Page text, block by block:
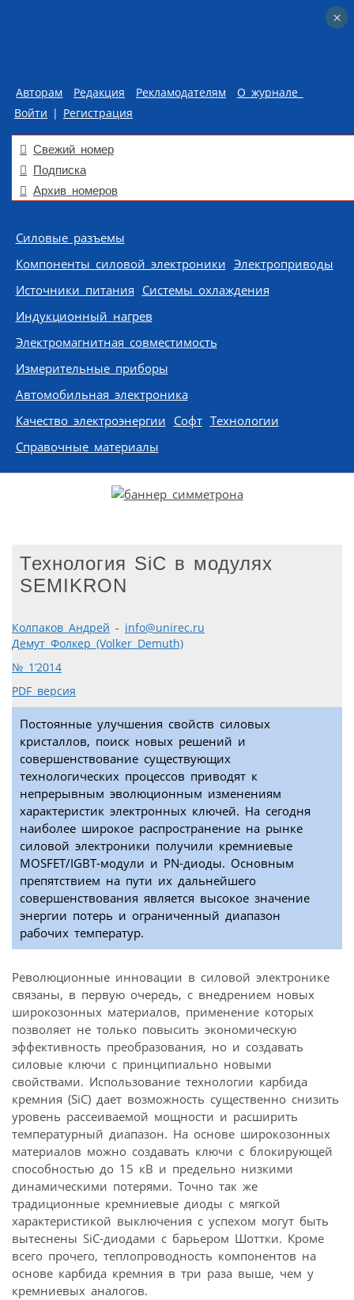
Авторам Редакция Рекламодателям
О журнале
Войти | Регистрация
Свежий номер
Подписка
Архив номеров
Skip to content
Силовые разъемы
Компоненты силовой электроники Электроприводы
Источники питания Системы охлаждения
Индукционный нагрев
Электромагнитная совместимость
Измерительные приборы
Автомобильная электроника
Качество электроэнергии Софт Технологии
Справочные материалы
Технология SiC в модулях
SEMIKRON
Колпаков Андрей - info@unirec.ru
Демут Фолкер (Volker Demuth)
№ 1’2014
PDF версия
Постоянные улучшения свойств силовых
кристаллов, поиск новых решений и
совершенствование существующих
технологических процессов приводят к
непрерывным эволюционным изменениям
характеристик электронных ключей. На сегодня
наиболее широкое распространение на рынке
силовой электроники получили кремниевые
MOSFET/IGBT-модули и PN-диоды. Основным
препятствием на пути их дальнейшего
совершенствования является высокое значение
энергии потерь и ограниченный диапазон
рабочих температур.
Революционные инновации в силовой электронике
связаны, в первую очередь, с внедрением новых
широкозонных материалов, применение которых
позволяет не только повысить экономическую
эффективность преобразования, но и создавать
силовые ключи с принципиально новыми
свойствами. Использование технологии карбида
кремния (SiC) дает возможность существенно снизить
уровень рассеиваемой мощности и расширить
температурный диапазон. На основе широкозонных
материалов можно создавать ключи с блокирующей
способностью до 15 кВ и предельно низкими
динамическими потерями. Точно так же
традиционные кремниевые диоды с мягкой
характеристикой выключения с успехом могут быть
вытеснены SiC-диодами с барьером Шоттки. Кроме
всего прочего, теплопроводность компонентов на
основе карбида кремния в три раза выше, чем у
кремниевых аналогов.
×
×